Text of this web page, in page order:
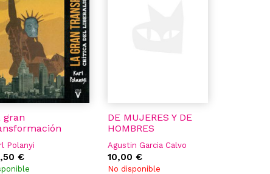
gran
Polanyi
€
DE MUJERES Y DE
HOMBRES
Agustin Garcia Calvo
10,00 €
No disponible